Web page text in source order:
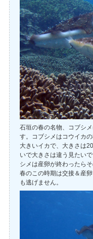
石垣の春の名物、コブシ
す。コブシメはコウイカ
大きいイカで、大きさは
いで大きさは違う見たい
シメは産卵が終わったら
春のこの時期は交接＆産
も逃げません。